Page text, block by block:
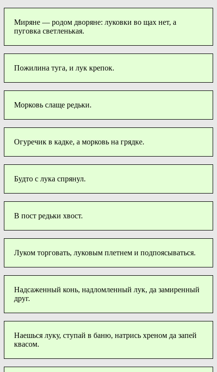
Миряне — родом дворяне: луковки во щах нет, а
пуговка светленькая.
Пожилина туга, и лук крепок.
Морковь слаще редьки.
Огуречик в кадке, а морковь на грядке.
Будто с лука спрянул.
В пост редьки хвост.
Луком торговать, луковым плетнем и подпоясываться.
Надсаженный конь, надломленный лук, да замиренный
друг.
Наешься луку, ступай в баню, натрись хреном да запей
квасом.